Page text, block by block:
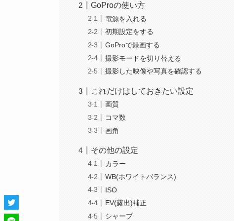
GoProの使い方
電源を入れる
初期設定をする
GoProで録画する
撮影モードを切り替える
撮影した映像や写真を確認する
これだけはしておきたい設定
画質
コマ数
画角
その他の設定
カラー
WB(ホワイトバランス)
ISO
EV(露出)補正
シャープ